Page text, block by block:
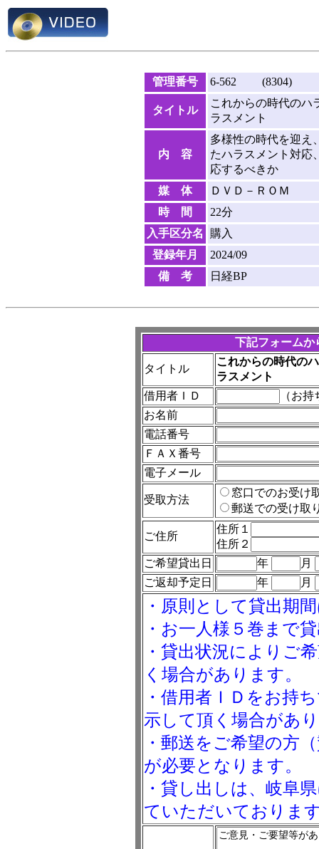
管理番号 6-562 (8304)
タイトル
これからの時代の
ラスメント
内 容
多様性の時代を迎え
たハラスメント対応
応するべきか
媒 体
ＤＶＤ－ＲＯＭ
時 間
22分
入手区分名
購入
登録年月
2024/09
備 考
日経BP
下記フォームか
タイトル
これからの時代の
ラスメント
借用者ＩＤ
（お
お名前
電話番号
ＦＡＸ番号
電子メール
受取方法
窓口でのお受け
郵送での受け取
ご住所
住所１
住所２
ご希望貸出日
年
月
ご返却予定日
年 月
・原則として貸出期
・お一人様５巻まで
・貸出状況によりご
く場合があります。
・借用者ＩＤをお持
示して頂く場合があ
・郵送をご希望の方
が必要となります。
・貸し出しは、岐阜
ていただいておりま